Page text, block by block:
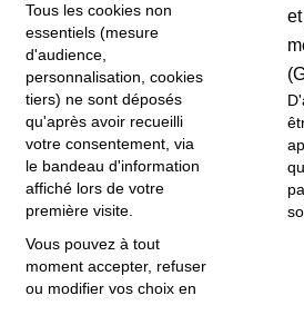
Tous les cookies non
essentiels (mesure
d'audience,
personnalisation, cookies
tiers) ne sont déposés
qu'après avoir recueilli
votre consentement, via
le bandeau d'information
affiché lors de votre
première visite.
Vous pouvez à tout
moment accepter, refuser
ou modifier vos choix en